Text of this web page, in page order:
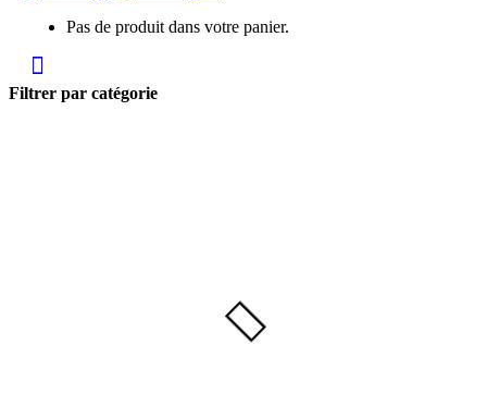
Pas de produit dans votre panier.
Filtrer par catégorie